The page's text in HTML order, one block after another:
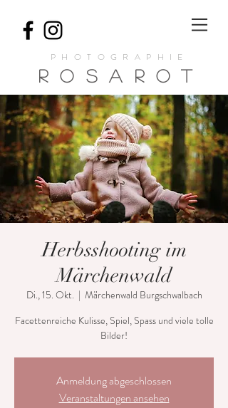
PHOTOGRAPHIE
ROSA ROT
Herbsshooting im
Märchenwald
Di., 15. Okt.
  |
Märchenwald Burgschwalbach
Facettenreiche Kulisse, Spiel, Spass und viele tolle
Bilder!
Anmeldung abgeschlossen
Veranstaltungen ansehen